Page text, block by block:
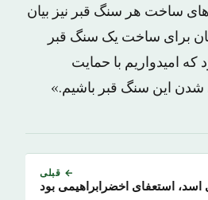
ساخت هر سنگ قبر نیز بیان
تومان برای ساخت یک سنگ قبر
امیدواریم با حمایت
شدن این سنگ قبر باشیم.»
← قبلی
اسد، استعفای اخضرابراهیمی بود